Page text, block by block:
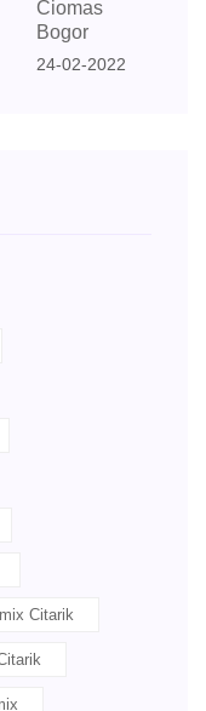
Ciomas
Bogor
24-02-2022
Citarik